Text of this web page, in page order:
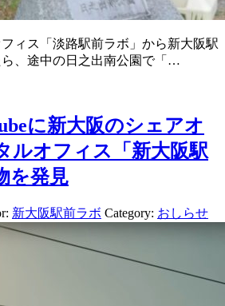
ィス「淡路駅前ラボ」から新大阪駅
、途中の日之出南公園で「…
に新大阪のシェアオ
ルオフィス「新大阪駅
を発見
新大阪駅前ラボ Category: おしらせ